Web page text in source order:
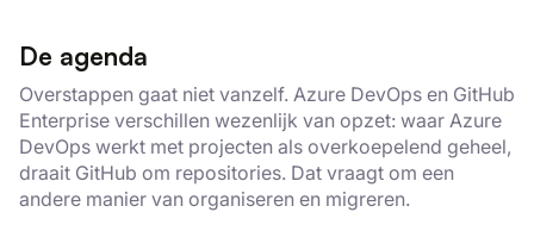
De agenda
Overstappen gaat niet vanzelf. Azure DevOps en GitHub
Enterprise verschillen wezenlijk van opzet: waar Azure
DevOps werkt met projecten als overkoepelend geheel,
draait GitHub om repositories. Dat vraagt om een
andere manier van organiseren en migreren.